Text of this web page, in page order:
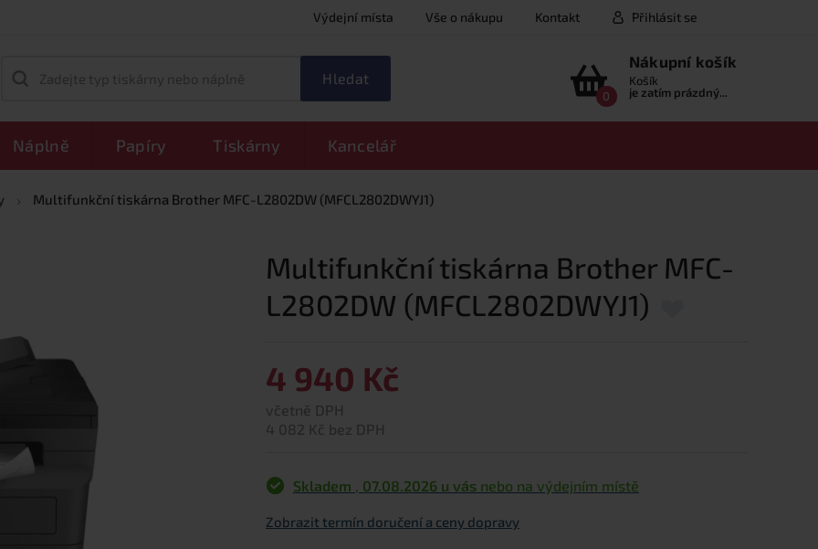
Výdejní místa Vše o nákupu Kontakt Přihlásit se
0
Nákupní košík
Košík
je zatím prázdný...
Náplně Papíry Tiskárny Kancelář
Multifunkční tiskárna Brother MFC-L2802DW (MFCL2802DWYJ1)
Multifunkční tiskárna Brother MFC-
L2802DW (MFCL2802DWYJ1)
4 940 Kč
včetně DPH
4 082 Kč bez DPH
Skladem 07.08.2026 u vás nebo na výdejním místě
Zobrazit termín doručení a ceny dopravy